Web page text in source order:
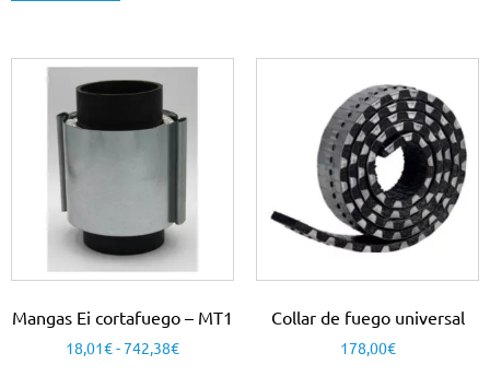
Mangas Ei cortafuego – MT1
18,01€-742,38€
Collar de fuego universal
178,00€